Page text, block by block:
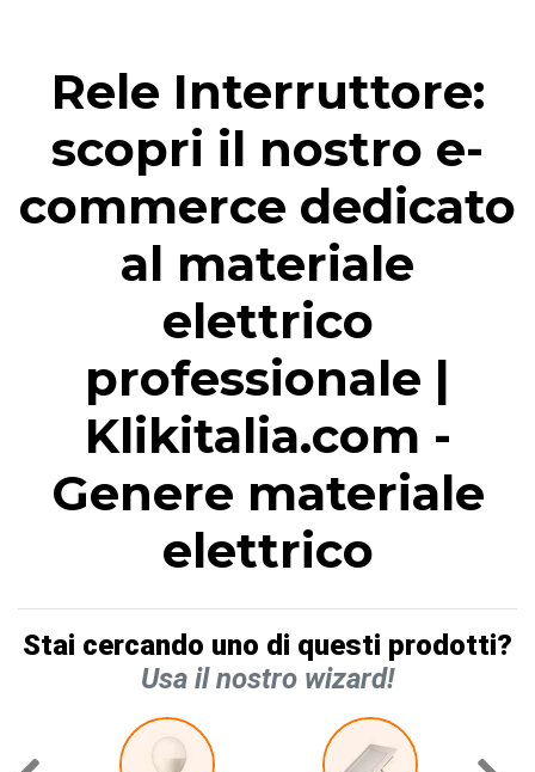
Rele Interruttore:
scopri il nostro e-
commerce dedicato
al materiale
elettrico
professionale |
Klikitalia.com -
Genere materiale
elettrico
Stai cercando uno di questi prodotti?
Usa il nostro wizard!